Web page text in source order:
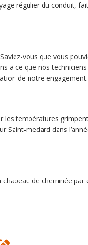
régulier du conduit,
vous que vous
à ce que nos
de notre engagement.
températures
Saint-medard dans
de cheminée par